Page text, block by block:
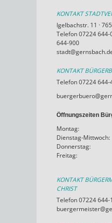
KONTAKT
Igelbachstr. 11 ·
Telefon 07224 644-
644-900
KONTAKT
Telefon 07224 644-
Öffnungszeiten
Montag:
Dienstag-Mittwoch:
Donnerstag:
Freitag:
KONTAKT
CHRIST
Telefon 07224 644-